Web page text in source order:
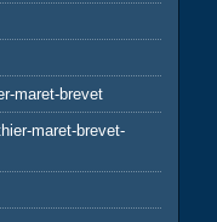
maret-brevet
maret-brevet-